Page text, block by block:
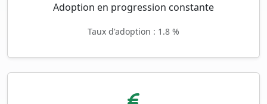
Adoption en progression constante
Taux d'adoption : 1.8 %